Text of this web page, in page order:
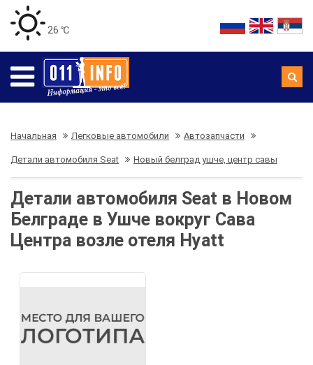
26 ℃
Начальная Легковые автомобили Автозапчасти
Детали автомобиля Seat Новый белград ушче, центр савы
Детали автомобиля Seat в Новом
Белграде в Ушче вокруг Сава
Центра возле отеля Hyatt